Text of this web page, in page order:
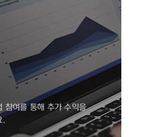
참여를 통해 추가 수익을
.